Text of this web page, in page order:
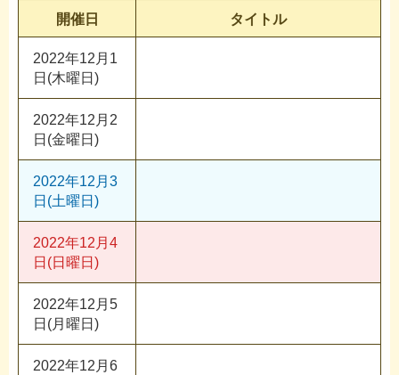
開催日 タイトル
2022年12月1
日(木曜日)
2022年12月2
日(金曜日)
2022年12月3
日(土曜日)
2022年12月4
日(日曜日)
2022年12月5
日(月曜日)
2022年12月6